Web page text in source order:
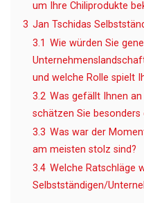
um Ihre Chiliprodukte
3 Jan Tschidas
3.1 Wie würden Sie
und welche Rolle spielt
3.2 Was gefällt Ihnen
schätzen Sie besonders
3.3 Was war der
am meisten stolz sind?
3.4 Welche Ratschläge
Selbstständigen/